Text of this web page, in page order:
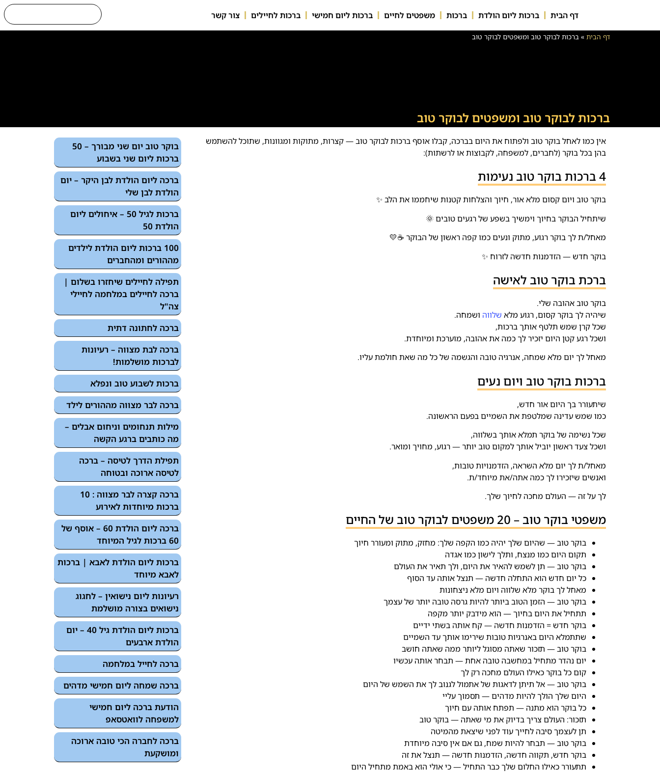
דף הבית ברכות ליום הולדת ברכות משפטים לחיים ברכות ליום חמישי ברכות לחיילים צור קשר
דף הבית » ברכות לבוקר טוב ומשפטים לבוקר טוב
ברכות לבוקר טוב ומשפטים לבוקר טוב
אין כמו לאחל בוקר טוב ולפתוח את היום בברכה, קבלו אוסף ברכות לבוקר טוב — קצרות, מתוקות ומגוונות, שתוכל להשתמש
בהן בכל בוקר (לחברים, למשפחה, לקבוצות או לרשתות):
4 ברכות בוקר טוב נעימות
בוקר טוב ויום קסום מלא אור, חיוך והצלחות קטנות שיחממו את הלב ✨
שיתחיל הבוקר בחיוך וימשיך בשפע של רגעים טובים 🌞
מאחל/ת לך בוקר רגוע, מתוק ונעים כמו קפה ראשון של הבוקר ☕💛
בוקר חדש — הזדמנות חדשה לזרוח ✨
ברכת בוקר טוב לאישה
בוקר טוב אהובה שלי.
שיהיה לך בוקר קסום, רגוע מלא שלווה ושמחה.
שכל קרן שמש תלטף אותך ברכות,
ושכל רגע קטן היום יזכיר לך כמה את אהובה, מוערכת ומיוחדת.
מאחל לך יום מלא שמחה, אנרגיה טובה והגשמה של כל מה שאת חולמת עליו.
ברכות בוקר טוב ויום נעים
שיתעורר בך היום אור חדש,
כמו שמש עדינה שמלטפת את השמיים בפעם הראשונה.
שכל נשימה של בוקר תמלא אותך בשלווה,
ושכל צעד ראשון יוביל אותך למקום טוב יותר — רגוע, מחויך ומואר.
מאחל/ת לך יום מלא השראה, הזדמנויות טובות,
ואנשים שיזכירו לך כמה אתה/את מיוחד/ת.
לך על זה — העולם מחכה לחיוך שלך.
משפטי בוקר טוב – 20 משפטים לבוקר טוב של החיים
בוקר טוב — שהיום שלך יהיה כמו הקפה שלך: מחזק, מתוק ומעורר חיוך
תקום היום כמו מנצח, ותלך לישון כמו אגדה
בוקר טוב — תן לשמש להאיר את היום, ולך תאיר את העולם
כל יום חדש הוא התחלה חדשה — תנצל אותה עד הסוף
מאחל לך בוקר מלא שלווה ויום מלא ניצחונות
בוקר טוב — הזמן הטוב ביותר להיות גרסה טובה יותר של עצמך
תתחיל את היום בחיוך — הוא מידבק יותר מקפה
בוקר חדש = הזדמנות חדשה — קח אותה בשתי ידיים
שתתמלא היום באנרגיות טובות שירימו אותך עד השמיים
בוקר טוב — תזכור שאתה מסוגל ליותר ממה שאתה חושב
יום נהדר מתחיל במחשבה טובה אחת — תבחר אותה עכשיו
קום כל בוקר כאילו העולם מחכה רק לך
בוקר טוב — אל תיתן לדאגות של אתמול לגנוב לך את השמש של היום
היום שלך הולך להיות מדהים — תסמוך עליי
כל בוקר הוא מתנה — תפתח אותה עם חיוך
תזכור: העולם צריך בדיוק את מי שאתה — בוקר טוב
תן לעצמך סיבה לחייך עוד לפני שיצאת מהמיטה
בוקר טוב — תבחר להיות שמח, גם אם אין סיבה מיוחדת
בוקר חדש, תקווה חדשה, הזדמנות חדשה — תנצל את זה
תתעורר כאילו החלום שלך כבר התחיל — כי אולי הוא באמת מתחיל היום
בוקר טוב יום שני מבורך – 50
ברכות ליום שני בשבוע
ברכה ליום הולדת לבן היקר – יום
הולדת לבן שלי
ברכות לגיל 50 – איחולים ליום
הולדת 50
100 ברכות ליום הולדת לילדים
מההורים ומהחברים
תפילה לחיילים שיחזרו בשלום |
ברכה לחיילים במלחמה לחיילי
צה"ל
ברכה לחתונה דתית
ברכה לבת מצווה – רעיונות
לברכות מושלמות!
ברכות לשבוע טוב ונפלא
ברכה לבר מצווה מההורים לילד
מילות תנחומים וניחום אבלים –
מה כותבים ברגע הקשה
תפילת הדרך לטיסה – ברכה
לטיסה ארוכה ובטוחה
ברכה קצרה לבר מצווה : 10
ברכות מיוחדות לאירוע
ברכה ליום הולדת 60 – אוסף של
60 ברכות לגיל המיוחד
ברכות ליום הולדת לאבא | ברכות
לאבא מיוחד
רעיונות ליום נישואין – לחגוג
נישואים בצורה מושלמת
ברכות ליום הולדת גיל 40 – יום
הולדת ארבעים
ברכה לחייל במלחמה
ברכה שמחה ליום חמישי מדהים
הודעת ברכה ליום חמישי
למשפחה לוואטסאפ
ברכה לחברה הכי טובה ארוכה
ומושקעת